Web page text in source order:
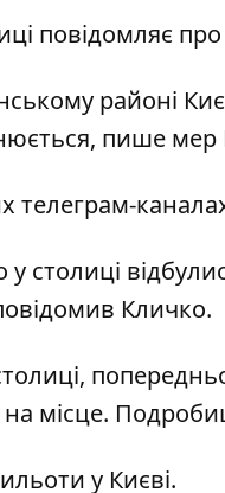
повідомляє
районі
пише мер
телеграм-
столиці
Кличко.
на місце.
у Києві.